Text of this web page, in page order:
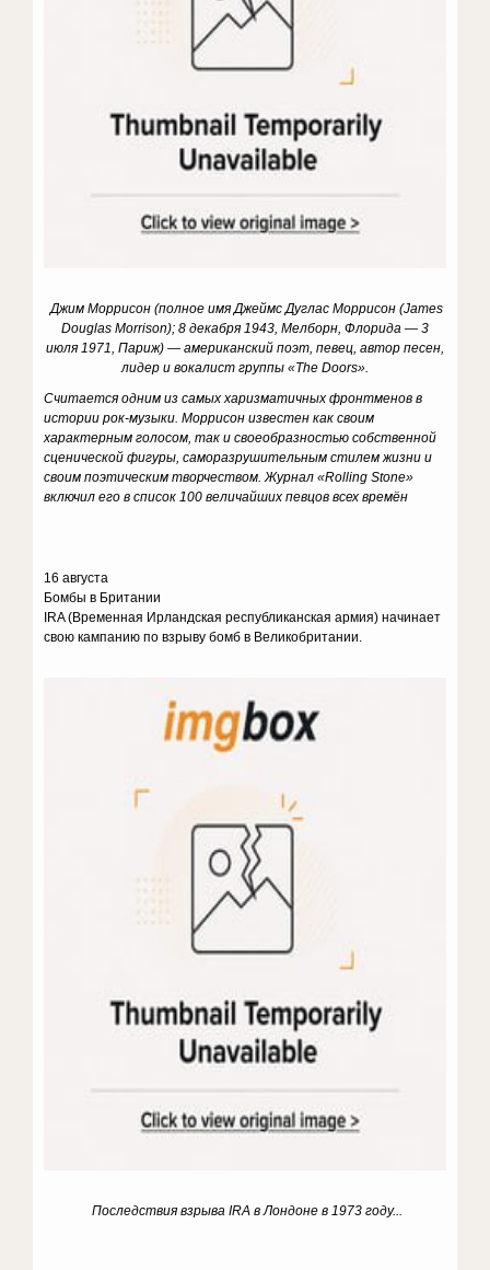
Джим Моррисон (полное имя Джеймс Дуглас Моррисон (James
Douglas Morrison); 8 декабря 1943, Мелборн, Флорида — 3
июля 1971, Париж) — американский поэт, певец, автор песен,
лидер и вокалист группы «The Doors».
Считается одним из самых харизматичных фронтменов в
истории рок-музыки. Моррисон известен как своим
характерным голосом, так и своеобразностью собственной
сценической фигуры, саморазрушительным стилем жизни и
своим поэтическим творчеством. Журнал «Rolling Stone»
включил его в список 100 величайших певцов всех времён
16 августа
Бомбы в Британии
IRA (Временная Ирландская республиканская армия) начинает
свою кампанию по взрыву бомб в Великобритании.
Последствия взрыва IRA в Лондоне в 1973 году...